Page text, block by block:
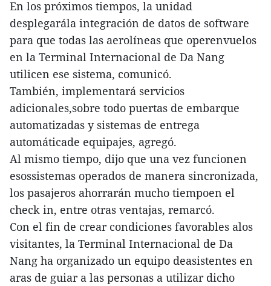
En los próximos tiempos, la unidad
desplegarála integración de datos de software
para que todas las aerolíneas que operenvuelos
en la Terminal Internacional de Da Nang
utilicen ese sistema, comunicó.
También, implementará servicios
adicionales,sobre todo puertas de embarque
automatizadas y sistemas de entrega
automáticade equipajes, agregó.
Al mismo tiempo, dijo que una vez funcionen
esossistemas operados de manera sincronizada,
los pasajeros ahorrarán mucho tiempoen el
check in, entre otras ventajas, remarcó.
Con el fin de crear condiciones favorables alos
visitantes, la Terminal Internacional de Da
Nang ha organizado un equipo deasistentes en
aras de guiar a las personas a utilizar dicho